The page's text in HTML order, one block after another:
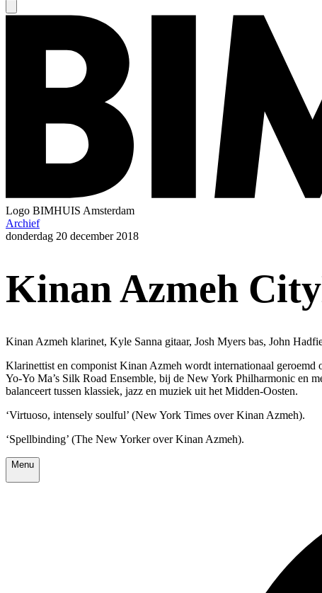
Logo BIMHUIS Amsterdam
Archief
donderdag 20 december 2018
Kinan Azmeh
Kinan Azmeh klarinet, Kyle Sanna gitaar, Josh Myers bas, John
Klarinettist en componist Kinan Azmeh wordt internationaal geroemd
Yo-Yo Ma’s Silk Road Ensemble, bij de New York Philharmonic en
balanceert tussen klassiek, jazz en muziek uit het Midden-Oosten.
‘Virtuoso, intensely soulful’ (New York Times over Kinan Azmeh).
‘Spellbinding’ (The New Yorker over Kinan Azmeh).
Menu